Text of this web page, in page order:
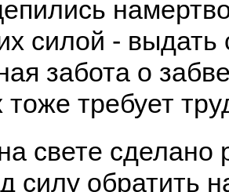
силой - выдать
забота о
требует
свете сделано
силу обратить